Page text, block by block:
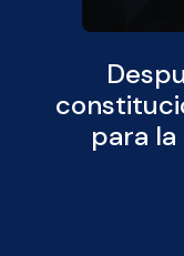
para